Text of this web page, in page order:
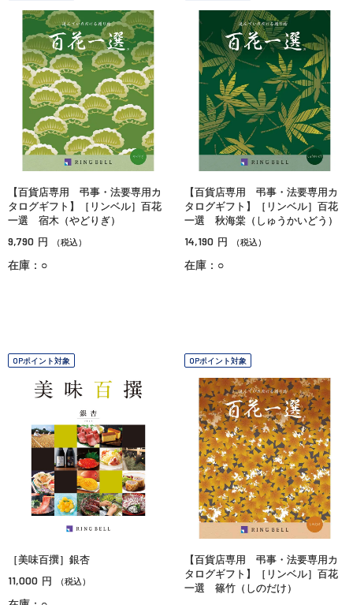
【百貨店専用 弔事・法要専用カ
タログギフト】［リンベル］百花
一選 宿木（やどりぎ）
9,790 円 （税込）
在庫：○
【百貨店専用 弔事・法要専用カ
タログギフト】［リンベル］百花
一選 秋海棠（しゅうかいどう）
14,190 円 （税込）
在庫：○
OPポイント対象
［美味百撰］銀杏
11,000 円 （税込）
OPポイント対象
【百貨店専用 弔事・法要専用カ
タログギフト】［リンベル］百花
一選 篠竹（しのだけ）